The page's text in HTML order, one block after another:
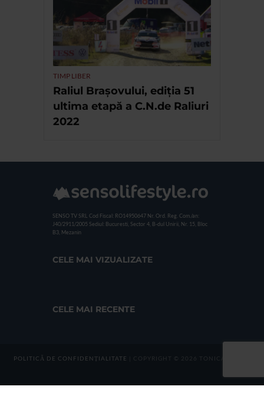
TIMP LIBER
Raliul Brașovului, ediția 51
ultima etapă a C.N.de Raliuri
2022
SENSO TV SRL Cod Fiscal: RO14950647 Nr. Ord. Reg. Com./an:
J40/2911/2005 Sediul: Bucuresti, Sector 4, B-dul Unirii, Nr. 15, Bloc
B3, Mezanin
CELE MAI VIZUALIZATE
CELE MAI RECENTE
POLITICĂ DE CONFIDENȚIALITATE | COPYRIGHT © 2026 TONICA GROUP